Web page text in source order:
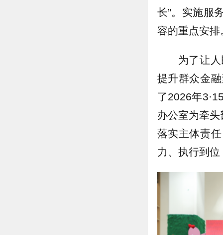
长”。实施服
容的重点安排
为了让
提升群众金
了2026年
办公室为牵
落实主体责
力、执行到位